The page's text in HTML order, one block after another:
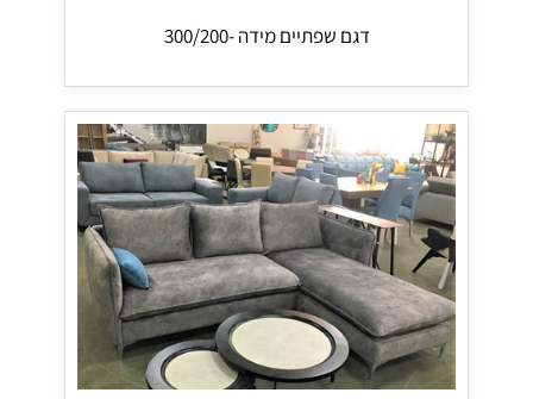
דגם שפתיים מידה -300/200